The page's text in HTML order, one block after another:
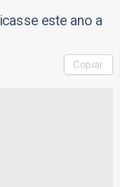
este ano a
Copiar